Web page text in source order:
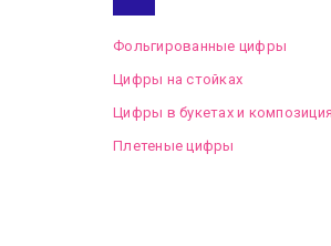
Фольгированные цифры
Цифры на стойках
Цифры в букетах и
Плетеные цифры